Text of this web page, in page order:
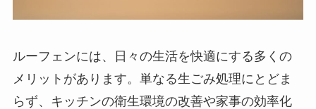
ルーフェンには、日々の生活を快適にする多くの
メリットがあります。単なる生ごみ処理にとどま
らず、キッチンの衛生環境の改善や家事の効率化